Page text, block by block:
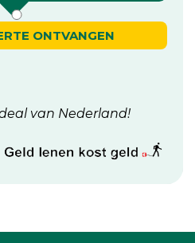
ONTVANGEN
van Nederland!